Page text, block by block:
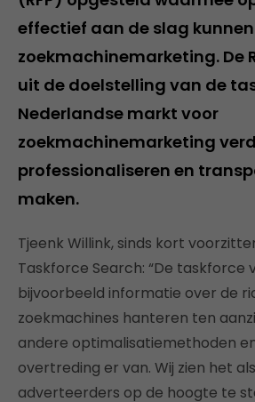
effectief aan de slag
zoekmachinemarketing. De
uit de doelstelling van de
Nederlandse markt voor
zoekmachinemarketing
professionaliseren en
maken.
Tjeenk Willink, sinds kort
Taskforce Search: “De taskforce
bijvoorbeeld informatie over de
zoekmachines hanteren ten
andere optimalisatiemethoden en
overtreding er van. Wij zien het
adverteerders op de hoogte te